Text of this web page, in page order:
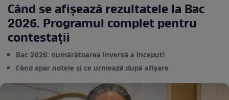
Când se afișează rezultatele la Bac
2026. Programul complet pentru
contestații
Bac 2026: numărătoarea inversă a început!
Când apar notele și ce urmează după afișare